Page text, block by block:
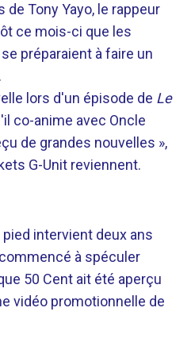
Tony Yayo, le rappeur
ce mois-ci que les
préparaient à faire un
lors d'un épisode de Le
co-anime avec Oncle
de grandes nouvelles »,
G-Unit reviennent.
intervient deux ans
à spéculer
50 Cent ait été aperçu
vidéo promotionnelle de